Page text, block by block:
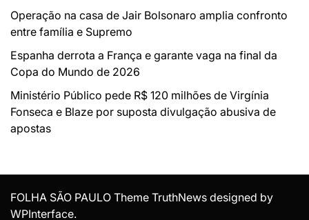
Operação na casa de Jair Bolsonaro amplia confronto
entre família e Supremo
Espanha derrota a França e garante vaga na final da
Copa do Mundo de 2026
Ministério Público pede R$ 120 milhões de Virgínia
Fonseca e Blaze por suposta divulgação abusiva de
apostas
FOLHA SÃO PAULO Theme TruthNews designed by
WPInterface.